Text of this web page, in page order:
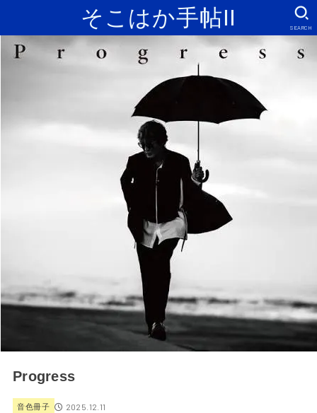
そこはか手帖II SEARCH
Progress
音色冊子 2025.12.11